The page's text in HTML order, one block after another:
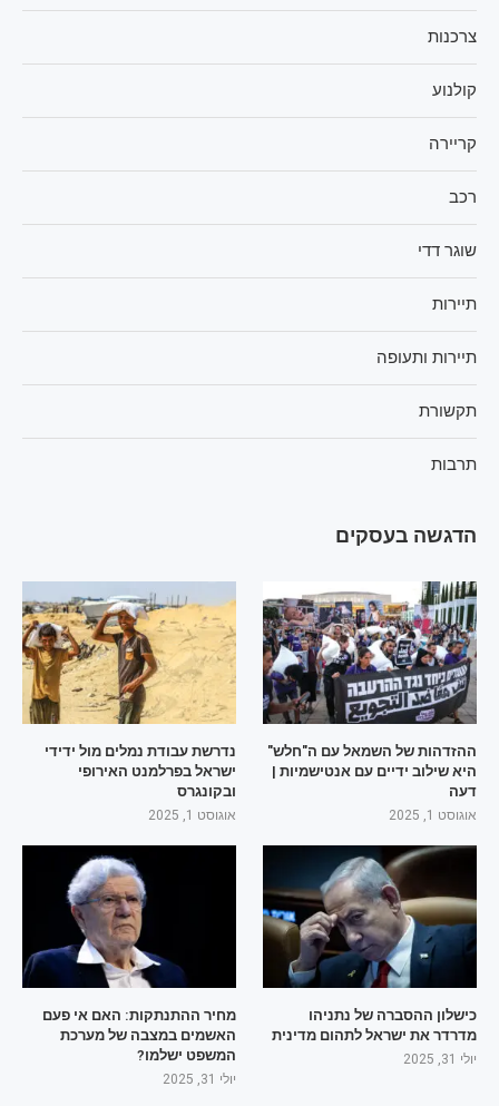
צרכנות
קולנוע
קריירה
רכב
שוגר דדי
תיירות
תיירות ותעופה
תקשורת
תרבות
הדגשה בעסקים
ההזדהות של השמאל עם ה"חלש"
היא שילוב ידיים עם אנטישמיות |
דעה
אוגוסט 1, 2025
נדרשת עבודת נמלים מול ידידי
ישראל בפרלמנט האירופי
ובקונגרס
אוגוסט 1, 2025
כישלון ההסברה של נתניהו
מדרדר את ישראל לתהום מדינית
יולי 31, 2025
מחיר ההתנתקות: האם אי פעם
האשמים במצבה של מערכת
המשפט ישלמו?
יולי 31, 2025